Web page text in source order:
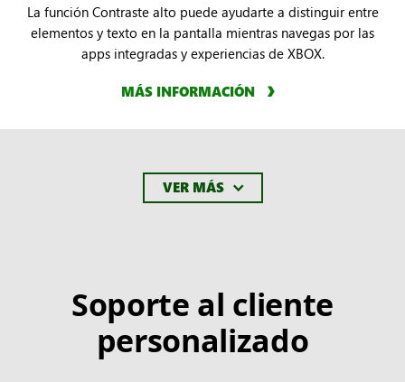
La función Contraste alto puede ayudarte a distinguir entre
elementos y texto en la pantalla mientras navegas por las
apps integradas y experiencias de XBOX.
MÁS INFORMACIÓN
VER MÁS
Soporte al cliente
personalizado